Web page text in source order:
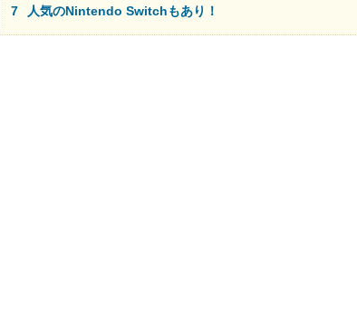
人気のNintendo Switchもあり！